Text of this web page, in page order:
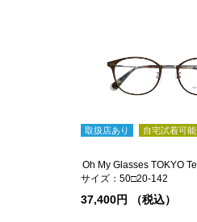
取扱店あり 自宅試着可能
サイズ：50□20-142
37,400円 （税込）